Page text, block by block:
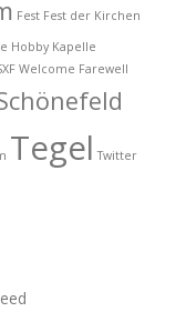
Fest Fest der Kirchen
Hobby Kapelle
Welcome Farewell
Tegel Twitter